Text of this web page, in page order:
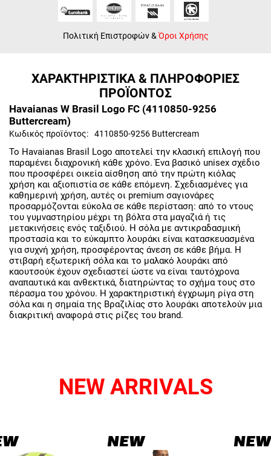
Πολιτική Επιστροφών& Όροι Χρήσης
ΧΑΡΑΚΤΗΡΙΣΤΙΚΑ & ΠΛΗΡΟΦΟΡΙΕΣ
ΠΡΟΪΟΝΤΟΣ
Havaianas W Brasil Logo FC (4110850-9256
Buttercream)
Κωδικός προϊόντος: 4110850-9256 Buttercream
Το Havaianas Brasil Logo αποτελεί την κλασική επιλογή που
παραμένει διαχρονική κάθε χρόνο. Ένα βασικό unisex σχέδιο
που προσφέρει οικεία αίσθηση από την πρώτη κιόλας
χρήση και αξιοπιστία σε κάθε επόμενη. Σχεδιασμένες για
καθημερινή χρήση, αυτές οι premium σαγιονάρες
προσαρμόζονται εύκολα σε κάθε περίσταση: από το ντους
του γυμναστηρίου μέχρι τη βόλτα στα μαγαζιά ή τις
μετακινήσεις ενός ταξιδιού. Η σόλα με αντικραδασμική
προστασία και το εύκαμπτο λουράκι είναι κατασκευασμένα
για συχνή χρήση, προσφέροντας άνεση σε κάθε βήμα. Η
στιβαρή εξωτερική σόλα και το μαλακό λουράκι από
καουτσούκ έχουν σχεδιαστεί ώστε να είναι ταυτόχρονα
αναπαυτικά και ανθεκτικά, διατηρώντας το σχήμα τους στο
πέρασμα του χρόνου. Η χαρακτηριστική έγχρωμη ρίγα στη
σόλα και η σημαία της Βραζιλίας στο λουράκι αποτελούν μια
διακριτική αναφορά στις ρίζες του brand.
NEW ARRIVALS
NEW NEW